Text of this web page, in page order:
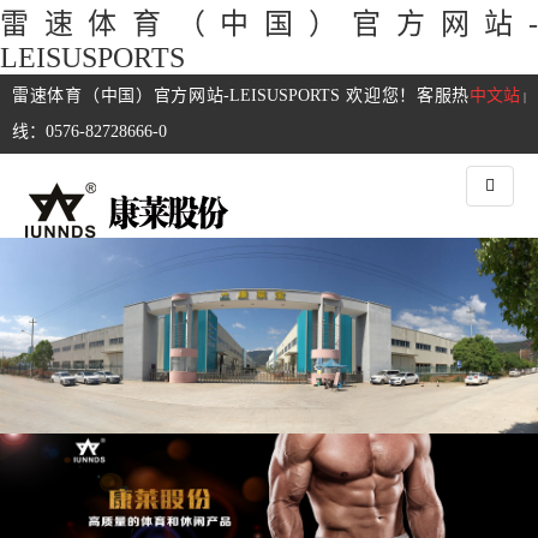
雷速体育（中国）官方网站-
LEISUSPORTS
中文站 |
雷速体育（中国）官方网站-LEISUSPORTS 欢迎您！客服热
线：0576-82728666-0